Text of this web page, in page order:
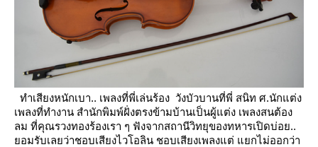
ทำเสียงหนักเบา.. เพลงที่พี่เล่นร้อง วังบัวบานที่พี่ สนิท ศ.นักแต่ง
เพลงที่ทำงาน สำนักพิมพ์ฝั่งตรงข้ามบ้านเป็นผู้แต่ง เพลงสนต้อง
ลม ที่คุณรวงทองร้องเรา ๆ ฟังจากสถานีวิทยุของทหารเปิดบ่อย..
อมรับเลยว่าชอบเสียงไวโอลิน ชอบเสียงเพลงแต่ กไม่ออกว่า